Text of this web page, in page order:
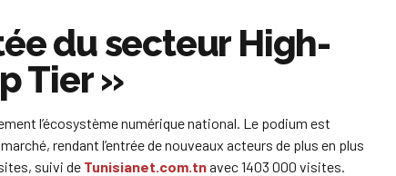
du secteur High-
Tier »
l’écosystème numérique national. Le podium est
rendant l’entrée de nouveaux acteurs de plus en plus
suivi de Tunisianet.com.tnavec 1403 000 visites.